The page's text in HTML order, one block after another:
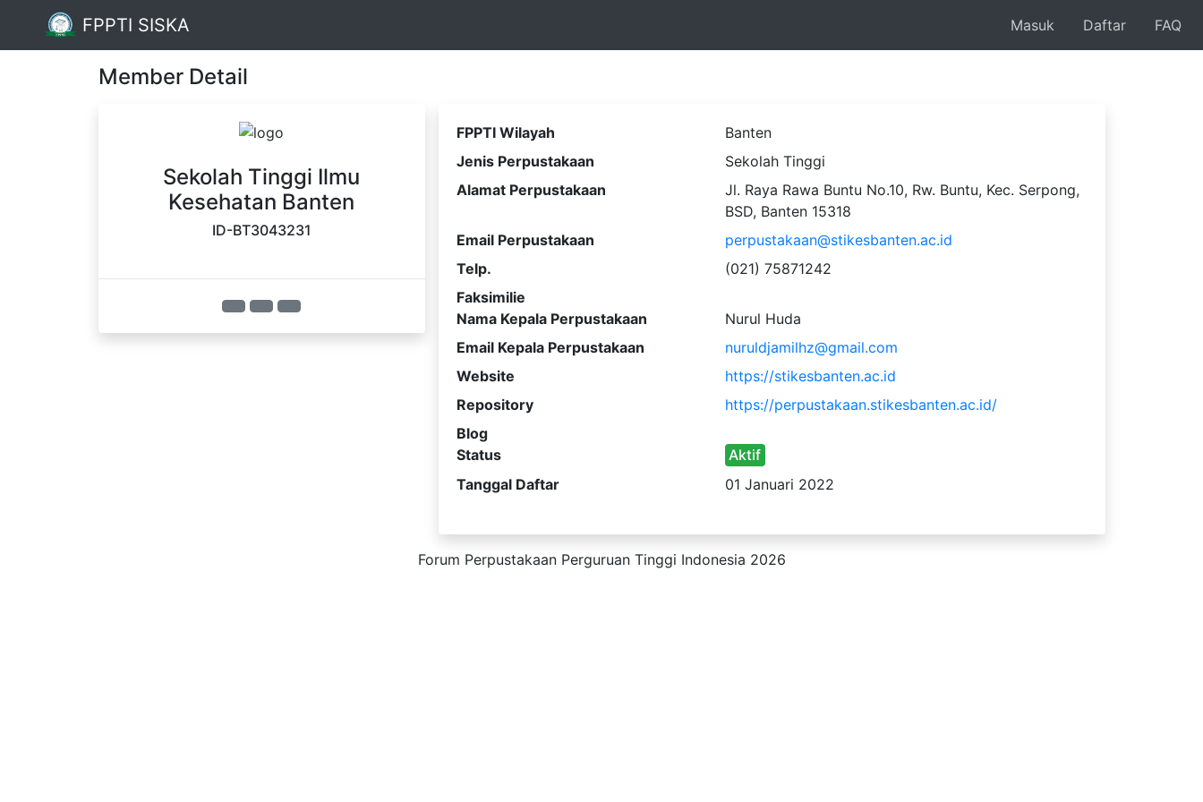
FPPTI SISKA Masuk Daftar FAQ
Member Detail
Sekolah Tinggi Ilmu
Kesehatan Banten
ID-BT3043231
FPPTI Wilayah
Banten
Jenis Perpustakaan
Sekolah Tinggi
Alamat Perpustakaan
Jl. Raya Rawa Buntu No.10, Rw. Buntu, Kec. Serpong,
BSD, Banten 15318
Email Perpustakaan
perpustakaan@stikesbanten.ac.id
Telp.
(021) 75871242
Faksimilie
Nama Kepala Perpustakaan
Nurul Huda
Email Kepala Perpustakaan
nuruldjamilhz@gmail.com
Website
https://stikesbanten.ac.id
Repository
https://perpustakaan.stikesbanten.ac.id/
Blog
Status
Aktif
Tanggal Daftar
01 Januari 2022
Forum Perpustakaan Perguruan Tinggi Indonesia 2026